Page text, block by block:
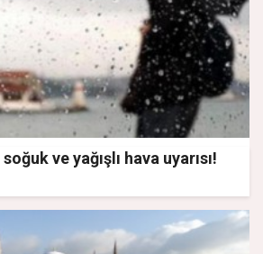
ve yağışlı hava uyarısı!